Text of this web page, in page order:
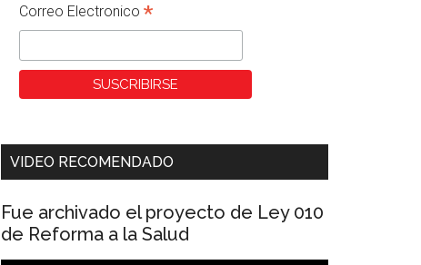
Correo Electronico *
VIDEO RECOMENDADO
Fue archivado el proyecto de Ley 010
de Reforma a la Salud